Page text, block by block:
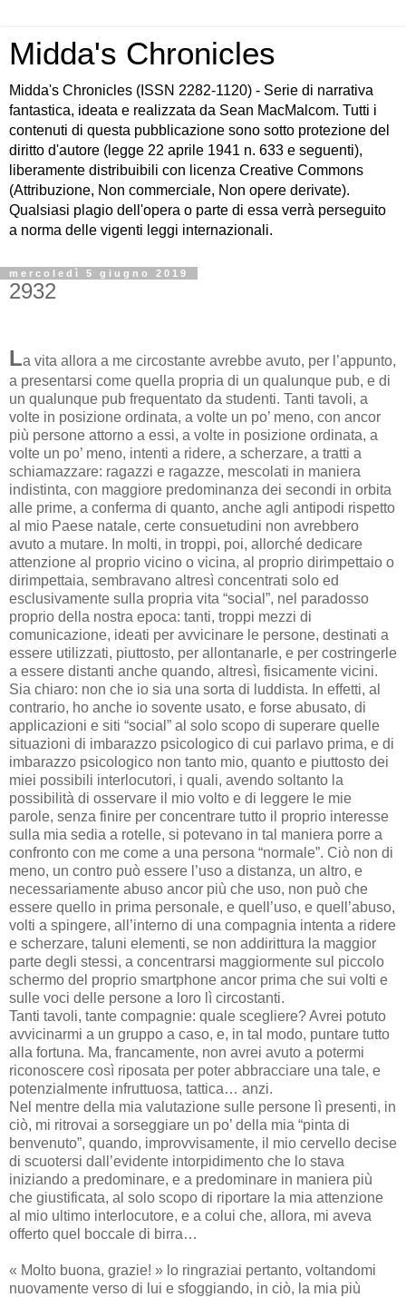
Midda's Chronicles
Midda's Chronicles (ISSN 2282-1120) - Serie di narrativa
fantastica, ideata e realizzata da Sean MacMalcom. Tutti i
contenuti di questa pubblicazione sono sotto protezione del
diritto d'autore (legge 22 aprile 1941 n. 633 e seguenti),
liberamente distribuibili con licenza Creative Commons
(Attribuzione, Non commerciale, Non opere derivate).
Qualsiasi plagio dell'opera o parte di essa verrà perseguito
a norma delle vigenti leggi internazionali.
mercoledì 5 giugno 2019
2932
La vita allora a me circostante avrebbe avuto, per l’appunto,
a presentarsi come quella propria di un qualunque pub, e di
un qualunque pub frequentato da studenti. Tanti tavoli, a
volte in posizione ordinata, a volte un po’ meno, con ancor
più persone attorno a essi, a volte in posizione ordinata, a
volte un po’ meno, intenti a ridere, a scherzare, a tratti a
schiamazzare: ragazzi e ragazze, mescolati in maniera
indistinta, con maggiore predominanza dei secondi in orbita
alle prime, a conferma di quanto, anche agli antipodi rispetto
al mio Paese natale, certe consuetudini non avrebbero
avuto a mutare. In molti, in troppi, poi, allorché dedicare
attenzione al proprio vicino o vicina, al proprio dirimpettaio o
dirimpettaia, sembravano altresì concentrati solo ed
esclusivamente sulla propria vita “social”, nel paradosso
proprio della nostra epoca: tanti, troppi mezzi di
comunicazione, ideati per avvicinare le persone, destinati a
essere utilizzati, piuttosto, per allontanarle, e per costringerle
a essere distanti anche quando, altresì, fisicamente vicini.
Sia chiaro: non che io sia una sorta di luddista. In effetti, al
contrario, ho anche io sovente usato, e forse abusato, di
applicazioni e siti “social” al solo scopo di superare quelle
situazioni di imbarazzo psicologico di cui parlavo prima, e di
imbarazzo psicologico non tanto mio, quanto e piuttosto dei
miei possibili interlocutori, i quali, avendo soltanto la
possibilità di osservare il mio volto e di leggere le mie
parole, senza finire per concentrare tutto il proprio interesse
sulla mia sedia a rotelle, si potevano in tal maniera porre a
confronto con me come a una persona “normale”. Ciò non di
meno, un contro può essere l’uso a distanza, un altro, e
necessariamente abuso ancor più che uso, non può che
essere quello in prima personale, e quell’uso, e quell’abuso,
volti a spingere, all’interno di una compagnia intenta a ridere
e scherzare, taluni elementi, se non addirittura la maggior
parte degli stessi, a concentrarsi maggiormente sul piccolo
schermo del proprio smartphone ancor prima che sui volti e
sulle voci delle persone a loro lì circostanti.
Tanti tavoli, tante compagnie: quale scegliere? Avrei potuto
avvicinarmi a un gruppo a caso, e, in tal modo, puntare tutto
alla fortuna. Ma, francamente, non avrei avuto a potermi
riconoscere così riposata per poter abbracciare una tale, e
potenzialmente infruttuosa, tattica… anzi.
Nel mentre della mia valutazione sulle persone lì presenti, in
ciò, mi ritrovai a sorseggiare un po’ della mia “pinta di
benvenuto”, quando, improvvisamente, il mio cervello decise
di scuotersi dall’evidente intorpidimento che lo stava
iniziando a predominare, e a predominare in maniera più
che giustificata, al solo scopo di riportare la mia attenzione
al mio ultimo interlocutore, e a colui che, allora, mi aveva
offerto quel boccale di birra…
« Molto buona, grazie! » lo ringraziai pertanto, voltandomi
nuovamente verso di lui e sfoggiando, in ciò, la mia più